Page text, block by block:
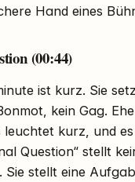
Hand eines
(00:44)
ist kurz. Sie
kein Gag.
leuchtet kurz, und
Question“ stellt
stellt eine